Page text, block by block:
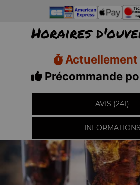
Horaires
Actuellement
Précommande
AVIS (241)
INFORMATIONS